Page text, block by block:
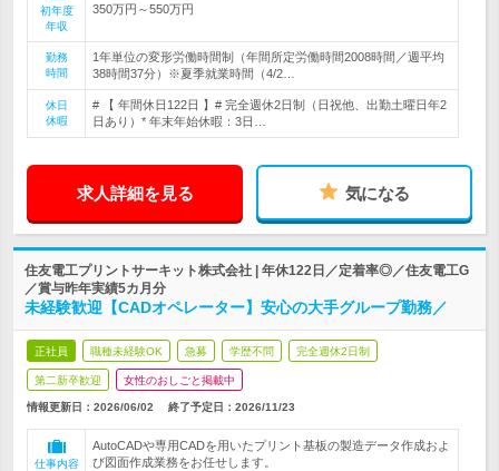
初年度
年収
350万円～550万円
勤務
時間
1年単位の変形労働時間制（年間所定労働時間2008時間／週平均
38時間37分）※夏季就業時間（4/2…
休日
休暇
# 【 年間休日122日 】# 完全週休2日制（日祝他、出勤土曜日年2
日あり）* 年末年始休暇：3日…
求人詳細を見る 気になる
住友電工プリントサーキット株式会社 | 年休122日／定着率◎／住友電工G
／賞与昨年実績5カ月分
未経験歓迎【CADオペレーター】安心の大手グループ勤務／
正社員 職種未経験OK 急募 学歴不問 完全週休2日制
第二新卒歓迎 女性のおしごと掲載中
情報更新日：2026/06/02 終了予定日： 2026/11/23
仕事内容
AutoCADや専用CADを用いたプリント基板の製造データ作成およ
び図面作成業務をお任せします。